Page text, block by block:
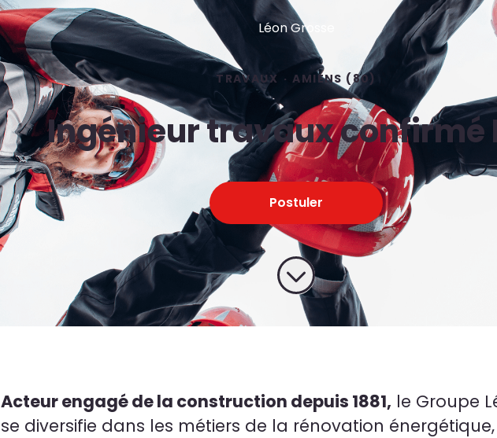
Léon Grosse
TRAVAUX · AMIENS (80)
Ingénieur travaux confirmé
Postuler
Acteur engagé de la construction depuis 1881, le Groupe
se diversifie dans les métiers de la rénovation